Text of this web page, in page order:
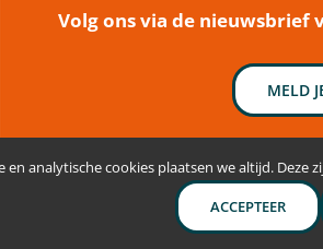
Volg ons via de nieuwsbrief
MELD
analytische cookies plaatsen we altijd.
ACCEPTEER